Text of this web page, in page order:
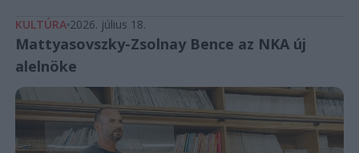
KULTÚRA 2026. július 18.
Mattyasovszky-Zsolnay Bence az NKA új
alelnöke